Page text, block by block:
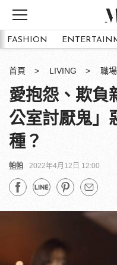
FASHION
首頁 LIVING 職場
愛抱怨、欺負
公室討厭鬼」
種？
帕帕 2022年4月12日 12:00